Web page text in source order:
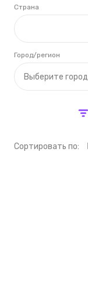
Страна
Выберите город
Город/регион
Cортировать по: